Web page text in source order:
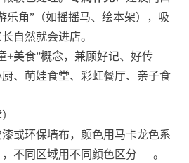
乐角”（如摇摇马、绘本架），吸
自然就会进店。
+美食”概念，兼顾好记、好传
、萌娃食堂、彩虹餐厅、亲子食
或环保墙布，颜色用马卡龙色系
，不同区域用不同颜色区分
。